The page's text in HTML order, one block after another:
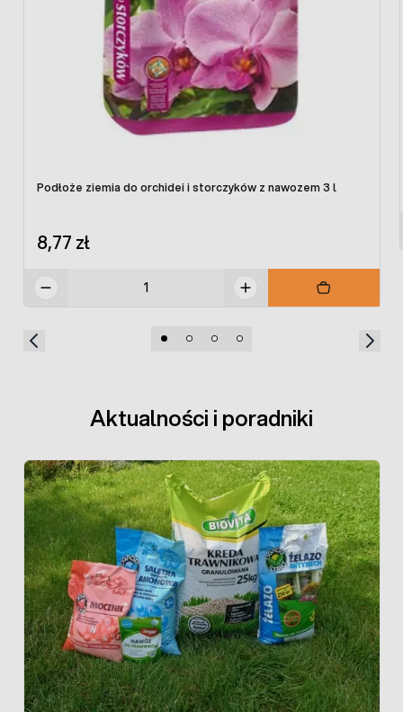
1,5-2,5/m2
1,5-2,8/m2
2,2-4,5/m2
Podłoże ziemia do orchidei i storczyków z nawozem 3 l
8,77 zł
Aktualności i poradniki